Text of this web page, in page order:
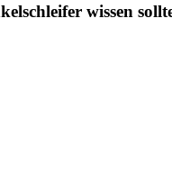
wissen